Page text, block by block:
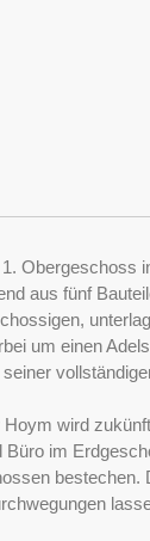
Obergeschoss
aus fünf
um einen
wird
im